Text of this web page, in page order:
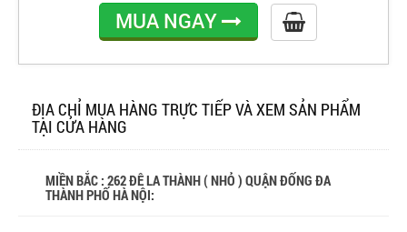
MUA NGAY
ĐỊA CHỈ MUA HÀNG TRỰC TIẾP VÀ XEM SẢN PHẨM
TẠI CỬA HÀNG
MIỀN BẮC : 262 ĐÊ LA THÀNH ( NHỎ ) QUẬN ĐỐNG ĐA
THÀNH PHỐ HÀ NỘI: